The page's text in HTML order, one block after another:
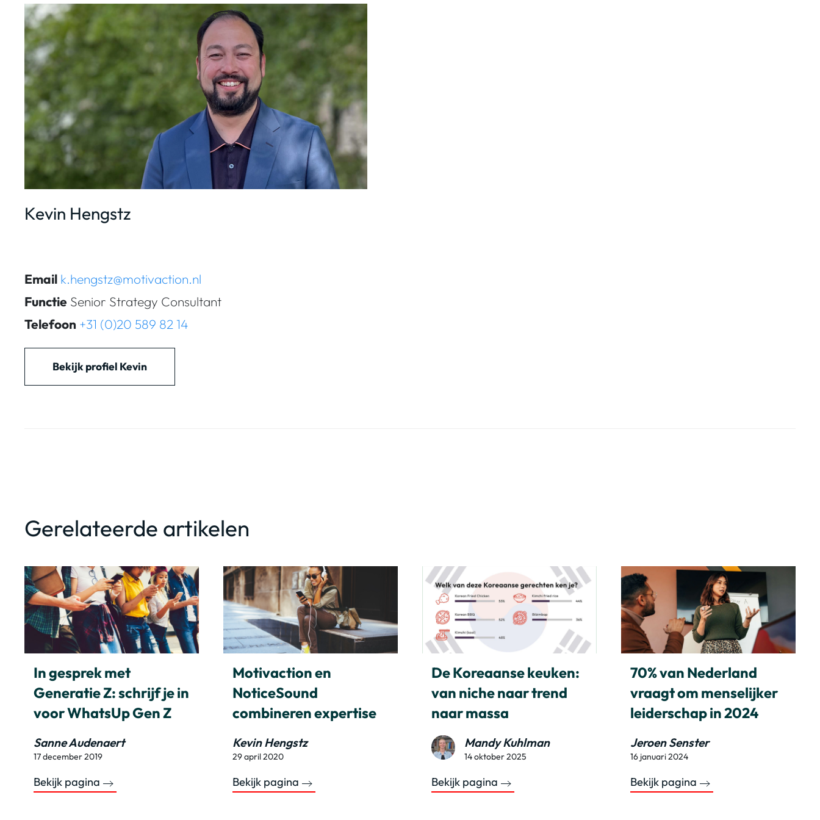
Kevin Hengstz
Email k.hengstz@motivaction.nl
Functie Senior Strategy Consultant
Telefoon +31 (0)20 589 82 14
Bekijk profiel Kevin
Gerelateerde artikelen
In gesprek met
Generatie Z: schrijf je in
voor WhatsUp Gen Z
Sanne Audenaert
17 december 2019
Bekijk pagina
Motivaction en
NoticeSound
combineren expertise
Kevin Hengstz
29 april 2020
Bekijk pagina
De Koreaanse keuken:
van niche naar trend
naar massa
Mandy Kuhlman
14 oktober 2025
Bekijk pagina
70% van Nederland
vraagt om menselijker
leiderschap in 2024
Jeroen Senster
16 januari 2024
Bekijk pagina